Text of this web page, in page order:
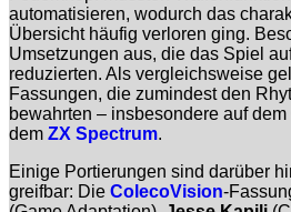
automatisieren, wodurch das
Übersicht häufig verloren ging.
Umsetzungen aus, die das Spiel
reduzierten. Als vergleichsweise
Fassungen, die zumindest den
bewahrten – insbesondere auf dem
dem ZX Spectrum.
Einige Portierungen sind darüber
greifbar: Die ColecoVision-